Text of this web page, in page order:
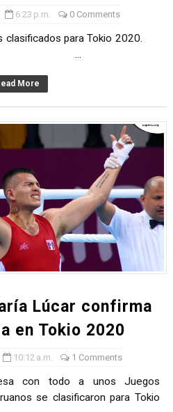
6:23 p.m. 0 Comments
clasificados para Tokio 2020.
More
Lúcar confirma
en Tokio 2020
10:12 a.m. 1 Comments
con todo a unos Juegos
se clasificaron para Tokio